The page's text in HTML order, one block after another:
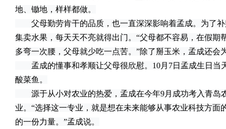
地、锄地，样样都做。
父母勤劳肯干的品质，也一直深深影响着孟成。为了补
集卖水果，每天天不亮就得出门。“父母都不容易，在假期
多弯一次腰，父母就少吃一点苦。”除了掰玉米，孟成还会
孟成的懂事和孝顺让父母很欣慰。10月7日孟成生日当
酸菜鱼。
源于从小对农业的热爱，孟成在今年9月成功考入青岛
业。“选择这一专业，就是想在未来能够从事农业科技方面
的一份力量。”孟成说。